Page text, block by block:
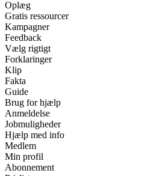
Oplæg
Gratis ressourcer
Kampagner
Feedback
Vælg rigtigt
Forklaringer
Klip
Fakta
Guide
Brug for hjælp
Anmeldelse
Jobmuligheder
Hjælp med info
Medlem
Min profil
Abonnement